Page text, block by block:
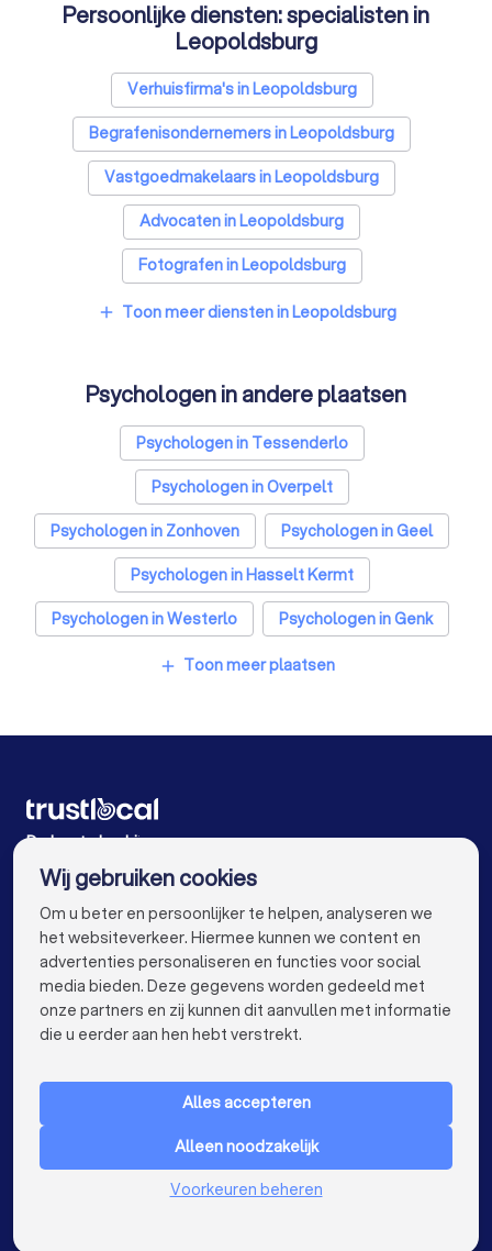
Persoonlijke diensten: specialisten in
Leopoldsburg
Verhuisfirma's in Leopoldsburg
Begrafenisondernemers in Leopoldsburg
Vastgoedmakelaars in Leopoldsburg
Advocaten in Leopoldsburg
Fotografen in Leopoldsburg
Rijscholen in Leopoldsburg
Architecten in Leopoldsburg
Relatietherapeut in Leopoldsburg
Reisbureaus in Leopoldsburg
Personal trainers in Leopoldsburg
add Toon meer diensten in Leopoldsburg
Psychologen in andere plaatsen
Psychologen in Tessenderlo
Psychologen in Overpelt
Psychologen in Zonhoven
Psychologen in Geel
Psychologen in Hasselt Kermt
Psychologen in Westerlo
Psychologen in Genk
Psychologen in Diepenbeek
Psychologen in Antwerpen
Psychologen in Brugge
Psychologen in Leuven
Psychologen in Aalst
Psychologen in Mechelen
Psychologen in Kortrijk
Psychologen in Hasselt
Psychologen in Sint-Niklaas
Psychologen in Roeselare
Psychologen in Dendermonde
Psychologen in Beringen
Psychologen in Turnhout
Psychologen in Dilbeek
add Toon meer plaatsen
De beste bedrijven voor u
VOOR PARTICULIEREN keyboard_arrow_down
Nederland
Wij gebruiken cookies
Om u beter en persoonlijker te helpen, analyseren we
het websiteverkeer. Hiermee kunnen we content en
advertenties personaliseren en functies voor social
media bieden. Deze gegevens worden gedeeld met
onze partners en zij kunnen dit aanvullen met informatie
die u eerder aan hen hebt verstrekt.
Alles accepteren
Alleen noodzakelijk
Voorkeuren beheren